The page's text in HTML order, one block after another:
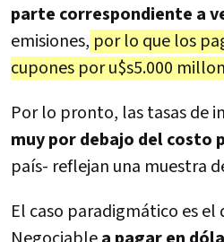
parte correspondiente a
emisiones, por lo que los
cupones por u$s5.000
Por lo pronto, las tasas de
muy por debajo del costo
país- reflejan una muestra
El caso paradigmático es el